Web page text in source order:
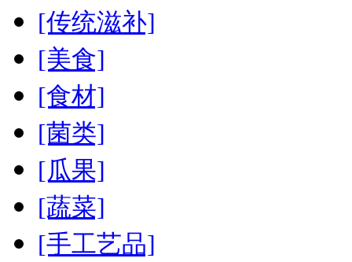
[传统滋补]
[美食]
[食材]
[菌类]
[瓜果]
[蔬菜]
[手工艺品]